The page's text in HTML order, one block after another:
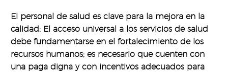
El personal de salud es clave para la mejora en la
calidad: El acceso universal a los servicios de salud
debe fundamentarse en el fortalecimiento de los
recursos humanos; es necesario que cuenten con
una paga digna y con incentivos adecuados para